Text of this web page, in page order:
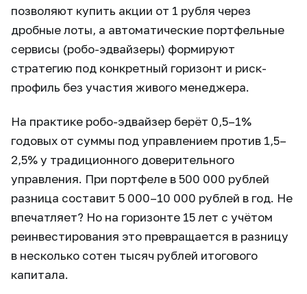
позволяют купить акции от 1 рубля через
дробные лоты, а автоматические портфельные
сервисы (робо-эдвайзеры) формируют
стратегию под конкретный горизонт и риск-
профиль без участия живого менеджера.
На практике робо-эдвайзер берёт 0,5–1%
годовых от суммы под управлением против 1,5–
2,5% у традиционного доверительного
управления. При портфеле в 500 000 рублей
разница составит 5 000–10 000 рублей в год. Не
впечатляет? Но на горизонте 15 лет с учётом
реинвестирования это превращается в разницу
в несколько сотен тысяч рублей итогового
капитала.